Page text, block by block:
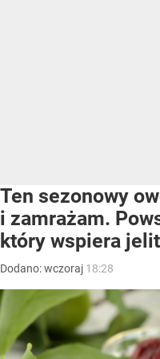
Ten sezonowy
i zamrażam.
który wspiera
Dodano:wczoraj 18:28